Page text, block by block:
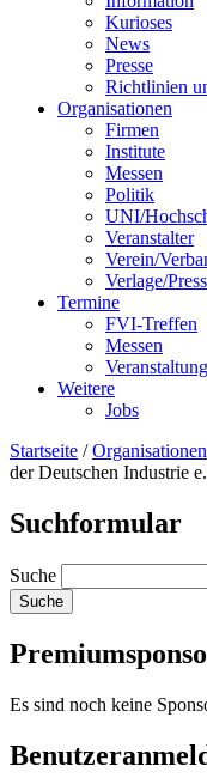
Kurioses
News
Presse
Richtlinien
Organisationen
Firmen
Institute
Messen
Politik
UNI/
Veranstalter
Verein/
Verlage/
Termine
FVI-Treffen
Messen
Weitere
Jobs
Startseite /Organisationen
der Deutschen Industrie
Suchformular
Suche
Es sind noch keine